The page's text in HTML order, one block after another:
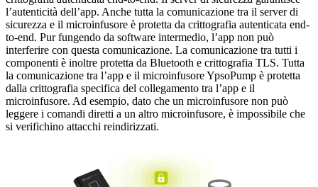
l’autenticità dell’app. Anche tutta la comunicazione tra il server di
sicurezza e il microinfusore è protetta da crittografia autenticata end-
to-end. Pur fungendo da software intermedio, l’app non può
interferire con questa comunicazione. La comunicazione tra tutti i
componenti è inoltre protetta da Bluetooth e crittografia TLS. Tutta
la comunicazione tra l’app e il microinfusore YpsoPump è protetta
dalla crittografia specifica del collegamento tra l’app e il
microinfusore. Ad esempio, dato che un microinfusore non può
leggere i comandi diretti a un altro microinfusore, è impossibile che
si verifichino attacchi reindirizzati.